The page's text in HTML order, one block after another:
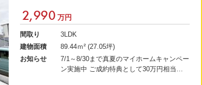
2,990 万円
間取り
3LDK
建物面積
89.44ｍ² (27.05坪)
お知らせ
7/1～8/30まで真夏のマイホームキャンペー
ン実施中 ご成約特典として30万円相当の